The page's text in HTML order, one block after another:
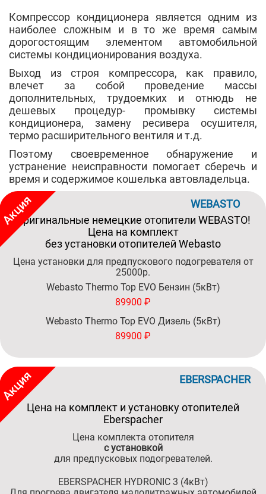
Компрессор кондиционера является одним из
наиболее сложным и в то же время самым
дорогостоящим элементом автомобильной
системы кондиционирования воздуха.
Выход из строя компрессора, как правило,
влечет за собой проведение массы
дополнительных, трудоемких и отнюдь не
дешевых процедур- промывку системы
кондиционера, замену ресивера осушителя,
термо расширительного вентиля и т.д.
Поэтому своевременное обнаружение и
устранение неисправности помогает сберечь и
время и содержимое кошелька автовладельца.
WEBASTO
Оригинальные немецкие отопители WEBASTO!
Цена на комплект
без установки отопителей Webasto
Цена установки для предпускового подогревателя от
25000р.
Webasto Thermo Top EVO Бензин (5кВт)
89900 ₽
Webasto Thermo Top EVO Дизель (5кВт)
89900 ₽
EBERSPACHER
Цена на комплект и установку отопителей
Eberspacher
Цена комплекта отопителя
c установкой
для предпусковых подогревателей.
EBERSPACHER HYDRONIC 3 (4кВт)